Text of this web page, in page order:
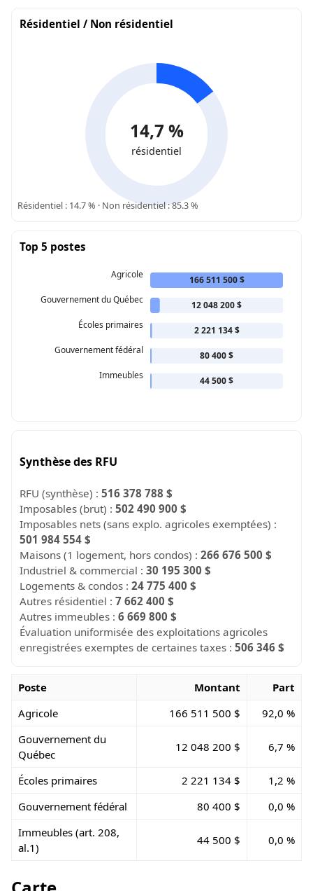
Résidentiel / Non résidentiel
14,7 %
résidentiel
Résidentiel : 14.7 % · Non résidentiel : 85.3 %
Top 5 postes
Agricole
166 511 500 $
Gouvernement du Québec
12 048 200 $
Écoles primaires
2 221 134 $
Gouvernement fédéral
80 400 $
Immeubles
44 500 $
Synthèse des RFU
RFU (synthèse) :516 378 788 $
Imposables (brut) :502 490 900 $
Imposables nets (sans explo. agricoles exemptées) :
501 984 554 $
Maisons (1 logement, hors condos) :266 676 500 $
Industriel & commercial :30 195 300 $
Logements & condos :24 775 400 $
Autres résidentiel :7 662 400 $
Autres immeubles :6 669 800 $
Évaluation uniformisée des exploitations agricoles
enregistrées exemptes de certaines taxes :506 346 $
Poste Montant
Part
Agricole
166 511 500 $
92,0 %
Gouvernement du
Québec
12 048 200 $ 6,7 %
Écoles primaires 2 221 134 $
1,2 %
Gouvernement fédéral
80 400 $
0,0 %
Immeubles (art. 208,
al.1)
44 500 $ 0,0 %